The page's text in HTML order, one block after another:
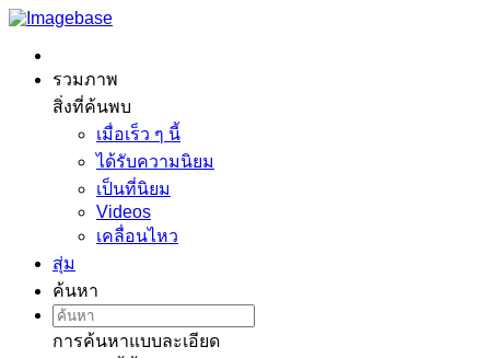
รวมภาพ
สิ่งที่ค้นพบ
เมื่อเร็ว ๆ นี้
ได้รับความนิยม
เป็นที่นิยม
Videos
เคลื่อนไหว
สุ่ม
ค้นหา
การค้นหาแบบละเอียด